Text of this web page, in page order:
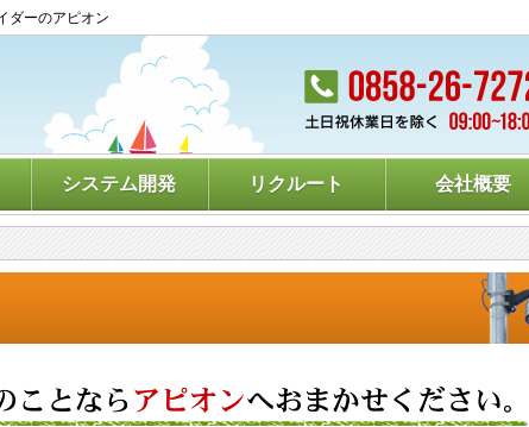
ダーのアピオン
システム開発 リクルート 会社概要